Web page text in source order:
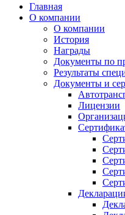
Главная
О компании
О компании
История
Награды
Документы по
Результаты
Документы и
Лицензии